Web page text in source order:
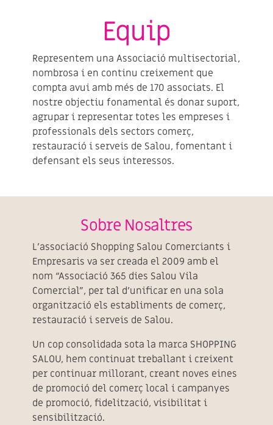
Equip
Representem una Associació multisectorial,
nombrosa i en continu creixement que
compta avui amb més de 170 associats. El
nostre objectiu fonamental és donar suport,
agrupar i representar totes les empreses i
professionals dels sectors comerç,
restauració i serveis de Salou, fomentant i
defensant els seus interessos.
Sobre Nosaltres
L’associació Shopping Salou Comerciants i
Empresaris va ser creada el 2009 amb el
nom “Associació 365 dies Salou Vila
Comercial”, per tal d’unificar en una sola
organització els establiments de comerç,
restauració i serveis de Salou.
Un cop consolidada sota la marca SHOPPING
SALOU, hem continuat treballant i creixent
per continuar millorant, creant noves eines
de promoció del comerç local i campanyes
de promoció, fidelització, visibilitat i
sensibilització.